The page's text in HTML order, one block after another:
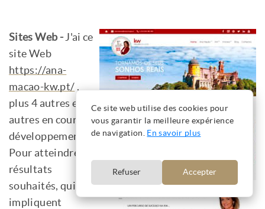
Sites Web -J'ai ce
site Web
https://ana-
macao-kw.pt/ ,
plus 4 autres et 2
autres en cours de
développement.
Pour atteindre les
résultats
souhaités, qui
impliquent
Ce site web utilise des cookies pour
vous garantir la meilleure expérience
de navigation. En savoir plus
Refuser Accepter